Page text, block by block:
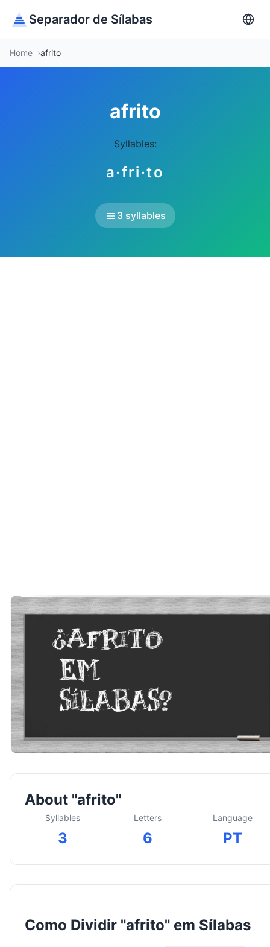
Separador de Sílabas
Home afrito
afrito
Syllables:
a·fri·to
3 syllables
About "afrito"
Syllables
3
Letters
6
Language
PT
Como Dividir "afrito" em Sílabas